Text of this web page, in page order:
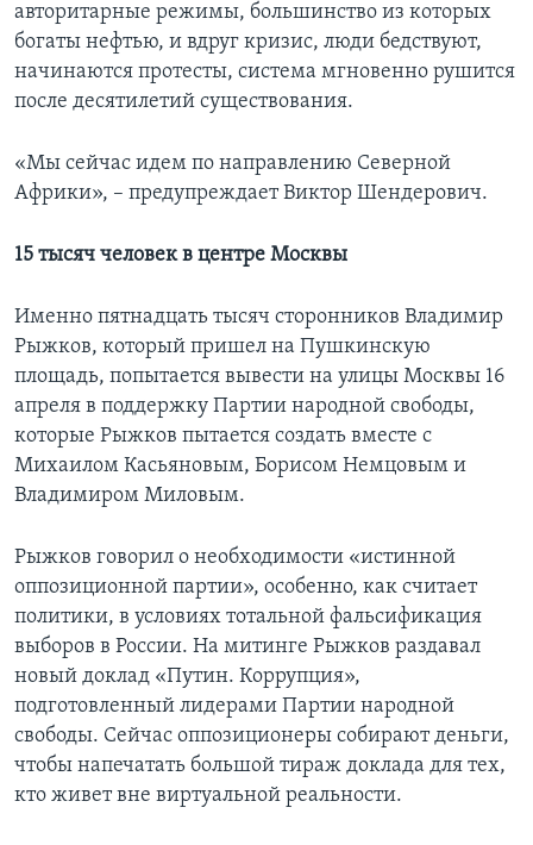
авторитарные режимы, большинство из которых
богаты нефтью, и вдруг кризис, люди бедствуют,
начинаются протесты, система мгновенно рушится
после десятилетий существования.
«Мы сейчас идем по направлению Северной
Африки», – предупреждает Виктор Шендерович.
15 тысяч человек в центре Москвы
Именно пятнадцать тысяч сторонников Владимир
Рыжков, который пришел на Пушкинскую
площадь, попытается вывести на улицы Москвы 16
апреля в поддержку Партии народной свободы,
которые Рыжков пытается создать вместе с
Михаилом Касьяновым, Борисом Немцовым и
Владимиром Миловым.
Рыжков говорил о необходимости «истинной
оппозиционной партии», особенно, как считает
политики, в условиях тотальной фальсификация
выборов в России. На митинге Рыжков раздавал
новый доклад «Путин. Коррупция»,
подготовленный лидерами Партии народной
свободы. Сейчас оппозиционеры собирают деньги,
чтобы напечатать большой тираж доклада для тех,
кто живет вне виртуальной реальности.